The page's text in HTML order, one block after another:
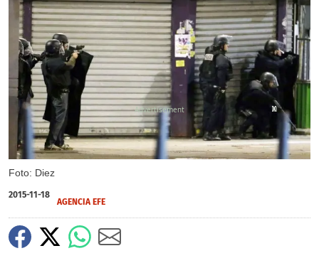
Foto: Diez
X
X
X
2015-11-18
AGENCIA EFE